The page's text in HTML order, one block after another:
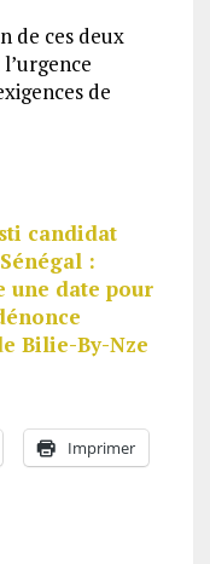
de ces deux
de
candidat
Sénégal :
une date pour
Bilie-By-Nze
Imprimer